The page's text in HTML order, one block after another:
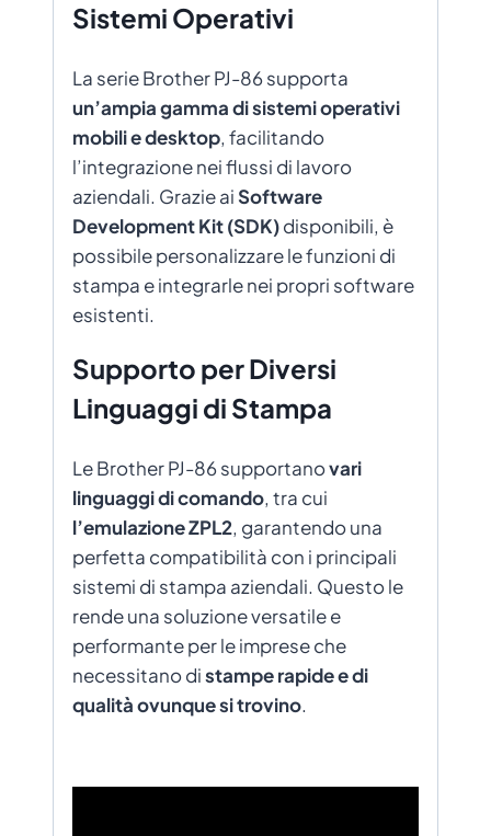
Sistemi Operativi
La serie Brother PJ-86 supporta
un’ampia gamma di sistemi operativi
mobili e desktop, facilitando
l’integrazione nei flussi di lavoro
aziendali. Grazie ai Software
Development Kit (SDK)disponibili, è
possibile personalizzare le funzioni di
stampa e integrarle nei propri software
esistenti.
Supporto per Diversi
Linguaggi di Stampa
Le Brother PJ-86 supportanovari
linguaggi di comando, tra cui
l’emulazione ZPL2, garantendo una
perfetta compatibilità con i principali
sistemi di stampa aziendali. Questo le
rende una soluzione versatile e
performante per le imprese che
necessitano distampe rapide e di
qualità ovunque si trovino.